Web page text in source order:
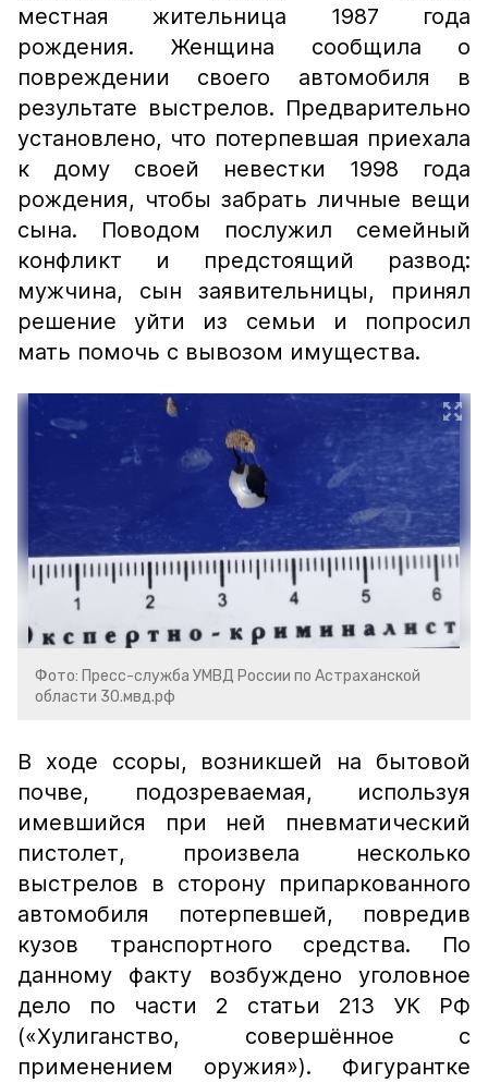
местная жительница 1987 года
рождения. Женщина сообщила о
повреждении своего автомобиля в
результате выстрелов. Предварительно
установлено, что потерпевшая приехала
к дому своей невестки 1998 года
рождения, чтобы забрать личные вещи
сына. Поводом послужил семейный
конфликт и предстоящий развод:
мужчина, сын заявительницы, принял
решение уйти из семьи и попросил
мать помочь с вывозом имущества.
Фото: Пресс-служба УМВД России по Астраханской
области 30.мвд.рф
В ходе ссоры, возникшей на бытовой
почве, подозреваемая, используя
имевшийся при ней пневматический
пистолет, произвела несколько
выстрелов в сторону припаркованного
автомобиля потерпевшей, повредив
кузов транспортного средства. По
данному факту возбуждено уголовное
дело по части 2 статьи 213 УК РФ
(«Хулиганство, совершённое с
применением оружия»). Фигурантке